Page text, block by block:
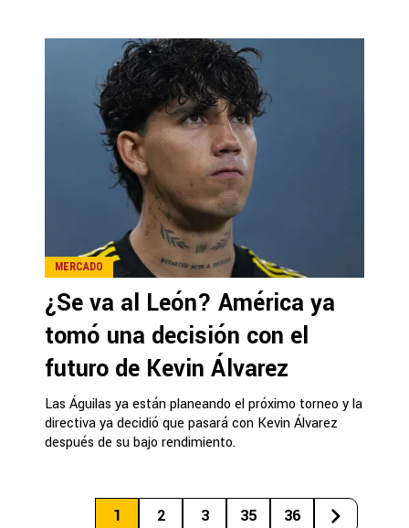
MERCADO
¿Se va al León? América ya
tomó una decisión con el
futuro de Kevin Álvarez
Las Águilas ya están planeando el próximo torneo y la
directiva ya decidió que pasará con Kevin Álvarez
después de su bajo rendimiento.
1 2 3 35 36